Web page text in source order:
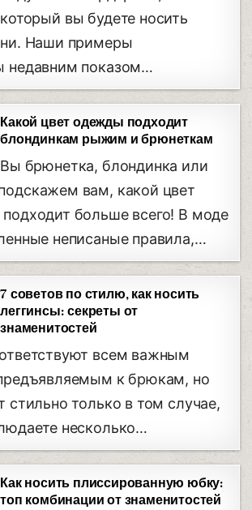
который вы будете носить
Наши примеры
недавним показом…
Какой цвет одежды подходит
блондинкам рыжим и брюнеткам
Вы брюнетка, блондинка или
вам, какой цвет
больше всего! В моде
неписаные правила,…
7 советов по стилю, как носить
леггинсы: секреты от
знаменитостей
всем важным
к брюкам, но
стильно только в том случае,
несколько…
Как носить плиссированную юбку:
топ комбинации от знаменитостей